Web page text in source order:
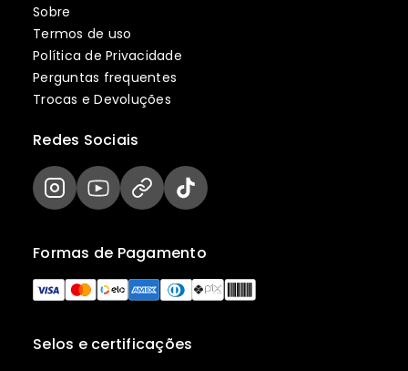
Sobre
Termos de uso
Política de Privacidade
Perguntas frequentes
Trocas e Devoluções
Selos e certificações
Formas de Pagamento
Redes Sociais